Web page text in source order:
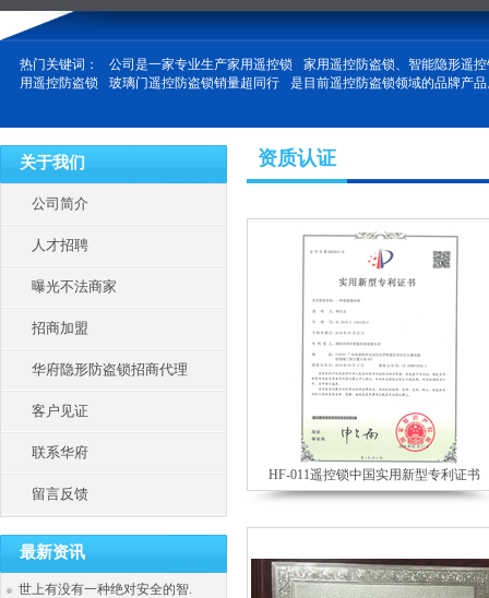
热门关键词： 公司是一家专业生产家用遥控锁
家用遥控防盗锁、智能隐形遥
用遥控防盗锁
玻璃门遥控防盗锁销量超同行 是目前遥控防盗锁领域的品牌产
关于我们
公司简介
人才招聘
曝光不法商家
招商加盟
华府隐形防盗锁招商代理
客户见证
联系华府
留言反馈
最新资讯
世上有没有一种绝对安全的智.
资质认证
HF-011遥控锁中国实用新型专利证书